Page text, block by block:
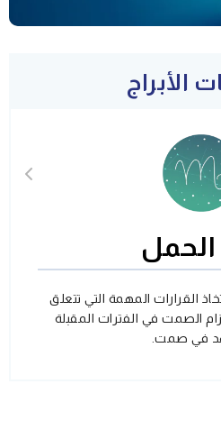
الأبراج
الحمل
القرارات المهمة التي تتعلق
الصمت في الفترات المقبلة
في صمت.